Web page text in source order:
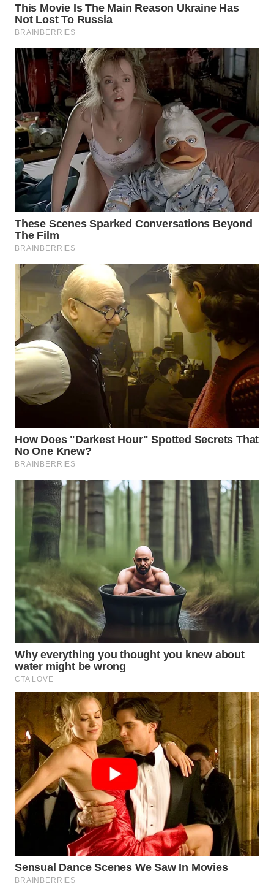
WN
KARAWANG
WN
BEKASI
WN
BOGOR
WN
DEPOK
WN
TAPANULI
UTARA
WN
SAMOSIR
WN
PADANG
LAWAS
WN
SUMEDANG
WN
WN
KEPULAUAN
WN
TANGERANG
BINJAI
WN
CIREBON
WN
INDRAMAYU
KUNINGAN
WN
MAJALENGKA
WN
SUBANG
WN
SUKABUMI
WN
PURWAKARTA